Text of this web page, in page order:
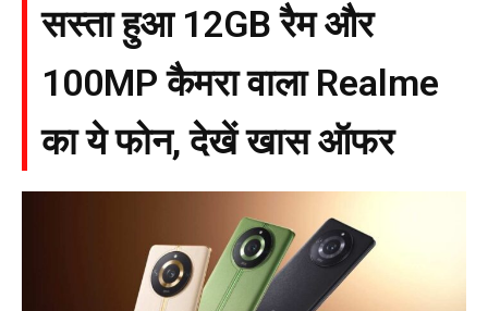
सस्ता हुआ 12GB रैम और
100MP कैमरा वाला Realme
का ये फोन, देखें खास ऑफर